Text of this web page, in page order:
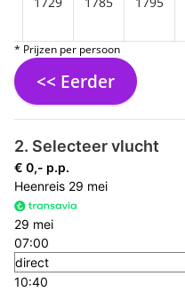
* Prijzen per persoon
<< Eerder
2. Selecteer vlucht
€ 0,- p.p.
Heenreis 29 mei
29 mei
07:00
direct
10:40